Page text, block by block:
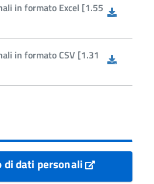
in formato Excel [1.55
in formato CSV [1.31
dati personali